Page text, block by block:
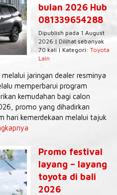
bulan 2026 Hub
081339654288
Dipublish pada 1 August
2026 | Dilihat sebanyak
70 kali | Kategori: Toyota
Lain
jaringan dealer resminya
memperbarui program
kemudahan bagi calon
promo yang dihadirkan
hari kemerdekaan melalui tajuk
Promo festival
layang – layang
toyota di bali
2026